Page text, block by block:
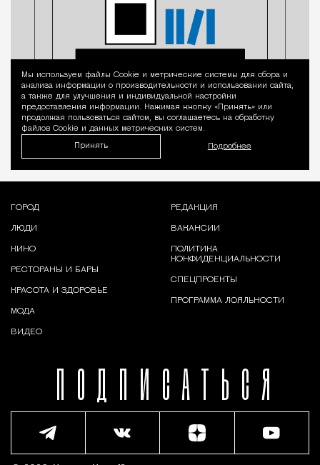
Уведомление
Мы используем файлы Сookie и метрические системы для сбора и
анализа информации о производительности и использовании сайта,
а также для улучшения и индивидуальной настройки
предоставления информации. Нажимая кнопку «Принять» или
продолжая пользоваться сайтом, вы соглашаетесь на обработку
файлов Cookie и данных метрических систем.
Принять Подробнее
ПОДПИСАТЬСЯ
ГОРОД
ЛЮДИ
КИНО
РЕСТОРАНЫ И БАРЫ
КРАСОТА И ЗДОРОВЬЕ
МОДА
ВИДЕО
РЕДАКЦИЯ
ВАКАНСИИ
ПОЛИТИКА
КОНФИДЕНЦИАЛЬНОСТИ
СПЕЦПРОЕКТЫ
ПРОГРАММА ЛОЯЛЬНОСТИ